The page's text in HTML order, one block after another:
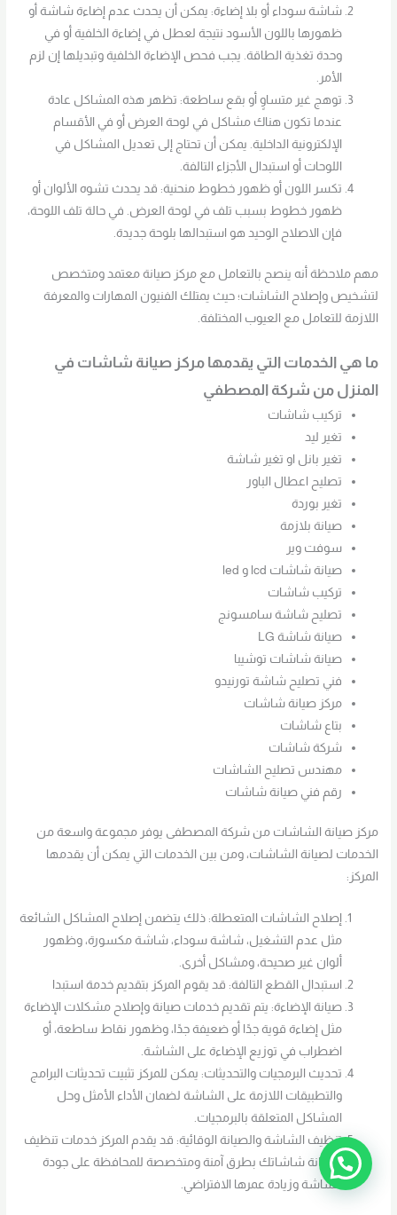
شاشة سوداء أو بلا إضاءة: يمكن أن يحدث عدم إضاءة شاشة أو
ظهورها باللون الأسود نتيجة لعطل في إضاءة الخلفية أو في
وحدة تغذية الطاقة. يجب فحص الإضاءة الخلفية وتبديلها إن لزم
الأمر.
توهج غير متساوٍ أو بقع ساطعة: تظهر هذه المشاكل عادة
عندما تكون هناك مشاكل في لوحة العرض أو في الأقسام
الإلكترونية الداخلية. يمكن أن تحتاج إلى تعديل المشاكل في
اللوحات أو استبدال الأجزاء التالفة.
تكسر اللون أو ظهور خطوط منحنية: قد يحدث تشوه الألوان أو
ظهور خطوط بسبب تلف في لوحة العرض. في حالة تلف اللوحة،
فإن الاصلاح الوحيد هو استبدالها بلوحة جديدة.
مهم ملاحظة أنه ينصح بالتعامل مع مركز صيانة معتمد ومتخصص
لتشخيص وإصلاح الشاشات؛ حيث يمتلك الفنيون المهارات والمعرفة
اللازمة للتعامل مع العيوب المختلفة.
ما هي الخدمات التي يقدمها مركز صيانة شاشات في
المنزل من شركة المصطفي
تركيب شاشات
تغير ليد
تغير بانل او تغير شاشة
تصليح اعطال الباور
تغير بوردة
صيانة بلازمة
سوفت وير
صيانة شاشات lcd و led
تركيب شاشات
تصليح شاشة سامسونج
صيانة شاشة LG
صيانة شاشات توشيبا
فني تصليح شاشة تورنيدو
مركز صيانة شاشات
بتاع شاشات
شركة شاشات
مهندس تصليح الشاشات
رقم فني صيانة شاشات
مركز صيانة الشاشات من شركة المصطفى يوفر مجموعة واسعة من
الخدمات لصيانة الشاشات، ومن بين الخدمات التي يمكن أن يقدمها
المركز:
إصلاح الشاشات المتعطلة: ذلك يتضمن إصلاح المشاكل الشائعة
مثل عدم التشغيل، شاشة سوداء، شاشة مكسورة، وظهور
ألوان غير صحيحة، ومشاكل أخرى.
استبدال القطع التالفة: قد يقوم المركز بتقديم خدمة استبدا
صيانة الإضاءة: يتم تقديم خدمات صيانة وإصلاح مشكلات الإضاءة
مثل إضاءة قوية جدًا أو ضعيفة جدًا، وظهور نقاط ساطعة، أو
اضطراب في توزيع الإضاءة على الشاشة.
تحديث البرمجيات والتحديثات: يمكن للمركز تثبيت تحديثات البرامج
والتطبيقات اللازمة على الشاشة لضمان الأداء الأمثل وحل
المشاكل المتعلقة بالبرمجيات.
تنظيف الشاشة والصيانة الوقائية: قد يقدم المركز خدمات تنظيف
وصيانة شاشاتك بطرق آمنة ومتخصصة للمحافظة على جودة
الشاشة وزيادة عمرها الافتراضي.